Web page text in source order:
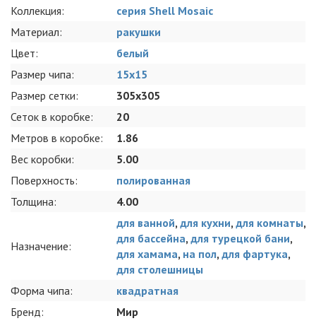
Коллекция:
серия Shell Mosaic
Материал:
ракушки
Цвет:
белый
Размер чипа:
15x15
Размер сетки:
305x305
Сеток в коробке:
20
Метров в коробке:
1.86
Вес коробки:
5.00
Поверхность:
полированная
Толщина:
4.00
Назначение:
для ванной, для кухни, для комнаты,
для бассейна, для турецкой бани,
для хамама, на пол, для фартука,
для столешницы
Форма чипа:
квадратная
Бренд:
Мир